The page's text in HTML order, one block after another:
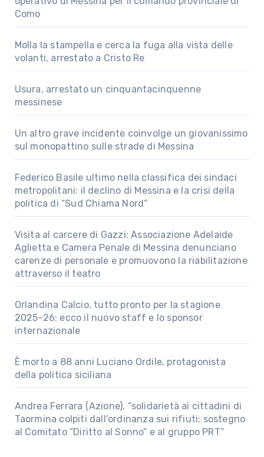
Como
Molla la stampella e cerca la fuga alla vista delle
volanti, arrestato a Cristo Re
Usura, arrestato un cinquantacinquenne
messinese
Un altro grave incidente coinvolge un giovanissimo
sul monopattino sulle strade di Messina
Federico Basile ultimo nella classifica dei sindaci
metropolitani: il declino di Messina e la crisi della
politica di “Sud Chiama Nord”
Visita al carcere di Gazzi: Associazione Adelaide
Aglietta e Camera Penale di Messina denunciano
carenze di personale e promuovono la riabilitazione
attraverso il teatro
Orlandina Calcio, tutto pronto per la stagione
2025–26: ecco il nuovo staff e lo sponsor
internazionale
È morto a 88 anni Luciano Ordile, protagonista
della politica siciliana
Andrea Ferrara (Azione), “solidarietà ai cittadini di
Taormina colpiti dall’ordinanza sui rifiuti; sostegno
al Comitato “Diritto al Sonno” e al gruppo PRT”